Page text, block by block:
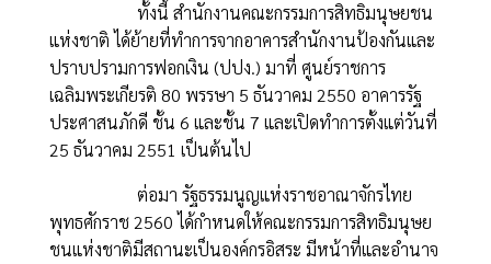
ทั้งนี้ สำนักงานคณะกรรมการสิทธิมนุษยชน
แห่งชาติ ได้ย้ายที่ทำการจากอาคารสำนักงานป้องกันและ
ปราบปรามการฟอกเงิน (ปปง.) มาที่ ศูนย์ราชการ
เฉลิมพระเกียรติ 80 พรรษา 5 ธันวาคม 2550 อาคารรัฐ
ประศาสนภักดี ชั้น 6 และชั้น 7 และเปิดทำการตั้งแต่วันที่
25 ธันวาคม 2551 เป็นต้นไป
ต่อมา รัฐธรรมนูญแห่งราชอาณาจักรไทย
พุทธศักราช 2560 ได้กำหนดให้คณะกรรมการสิทธิมนุษย
ชนแห่งชาติมีสถานะเป็นองค์กรอิสระ มีหน้าที่และอำนาจ